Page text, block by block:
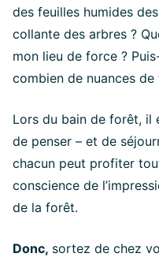
des feuilles humides
collante des arbres ?
mon lieu de force ?
combien de nuances
Lors du bain de forêt, il
de penser – et de
chacun peut profiter
conscience de
de la forêt.
Donc, sortez de chez